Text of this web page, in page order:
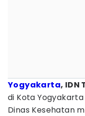
Yogyakarta, IDN
di Kota
Dinas Kesehatan